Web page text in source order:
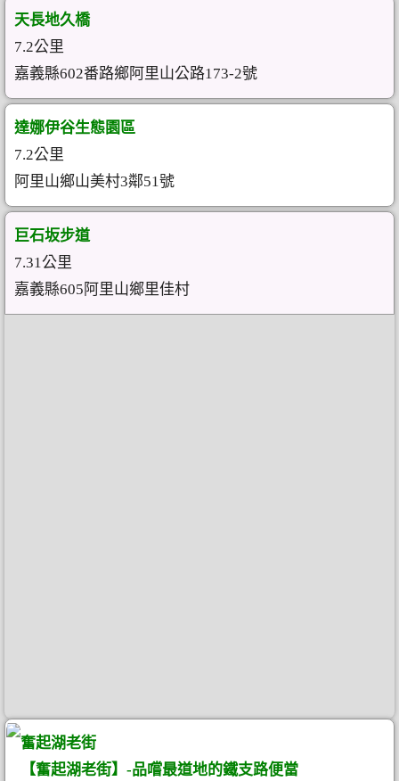
天長地久橋
7.2公里
嘉義縣602番路鄉阿里山公路173-2號
達娜伊谷生態園區
7.2公里
阿里山鄉山美村3鄰51號
巨石坂步道
7.31公里
嘉義縣605阿里山鄉里佳村
奮起湖老街
【奮起湖老街】-品嚐最道地的鐵支路便當